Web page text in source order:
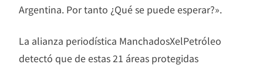
Argentina. Por tanto ¿Qué se puede esperar?».
La alianza periodística ManchadosXelPetróleo
detectó que de estas 21 áreas protegidas